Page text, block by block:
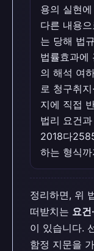
용의 실현
다른 내용
는 당해 법
법률효과에
의 해석 여
로 청구취지
지에 직접
법리 요건
2018다
하는 형식
정리하면, 위
떠받치는 요건
이 있습니다.
함정 지문을